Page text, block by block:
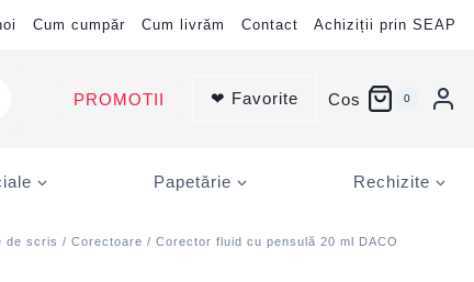
Cum cumpăr Cum livrăm Contact Achiziții prin SEAP
PROMOTII ❤ Favorite Cos 0
Papetărie Rechizite
de scris /Corectoare / Corector fluid cu pensulă 20 ml DACO